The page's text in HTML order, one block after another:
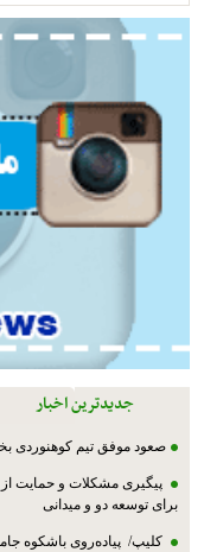
جدیدترین اخبار
صعود موفق تیم کوهنوردی بختگان نی‌ریز به
پیگیری مشکلات و حمایت از
برای توسعه دو و میدانی
کلیپ/ پیاده‌روی باشکوه